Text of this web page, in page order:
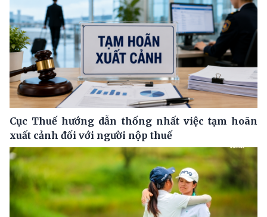
Cục Thuế hướng dẫn thống nhất việc tạm hoãn
xuất cảnh đối với người nộp thuế